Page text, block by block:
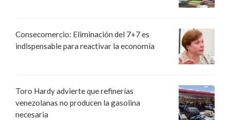
Consecomercio: Eliminación del 7+7 es
indispensable para reactivar la economía
Toro Hardy advierte que refinerías
venezolanas no producen la gasolina
necesaria